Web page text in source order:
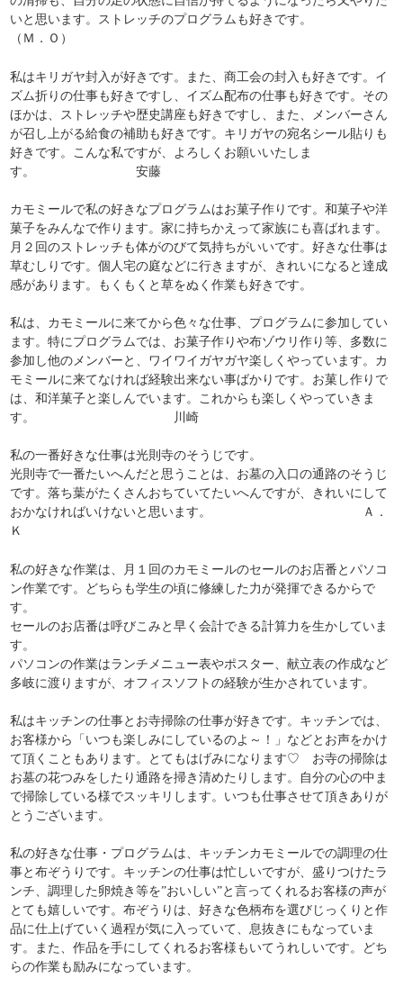
いと思います。ストレッチのプログラムも好きです。
（Ｍ．Ｏ）
私はキリガヤ封入が好きです。また、商工会の封入も好きです。イ
ズム折りの仕事も好きですし、イズム配布の仕事も好きです。その
ほかは、ストレッチや歴史講座も好きですし、また、メンバーさん
が召し上がる給食の補助も好きです。キリガヤの宛名シール貼りも
好きです。こんな私ですが、よろしくお願いいたしま
す。 安藤
カモミールで私の好きなプログラムはお菓子作りです。和菓子や洋
菓子をみんなで作ります。家に持ちかえって家族にも喜ばれます。
月２回のストレッチも体がのびて気持ちがいいです。好きな仕事は
草むしりです。個人宅の庭などに行きますが、きれいになると達成
感があります。もくもくと草をぬく作業も好きです。
私は、カモミールに来てから色々な仕事、プログラムに参加してい
ます。特にプログラムでは、お菓子作りや布ゾウリ作り等、多数に
参加し他のメンバーと、ワイワイガヤガヤ楽しくやっています。カ
モミールに来てなければ経験出来ない事ばかりです。お菓し作りで
は、和洋菓子と楽しんでいます。これからも楽しくやっていきま
す。 川崎
私の一番好きな仕事は光則寺のそうじです。
光則寺で一番たいへんだと思うことは、お墓の入口の通路のそうじ
です。落ち葉がたくさんおちていてたいへんですが、きれいにして
おかなければいけないと思います。 Ａ．
Ｋ
私の好きな作業は、月１回のカモミールのセールのお店番とパソコ
ン作業です。どちらも学生の頃に修練した力が発揮できるからで
す。
セールのお店番は呼びこみと早く会計できる計算力を生かしていま
す。
パソコンの作業はランチメニュー表やポスター、献立表の作成など
多岐に渡りますが、オフィスソフトの経験が生かされています。
私はキッチンの仕事とお寺掃除の仕事が好きです。キッチンでは、
お客様から「いつも楽しみにしているのよ～！」などとお声をかけ
て頂くこともあります。とてもはげみになります♡ お寺の掃除は
お墓の花つみをしたり通路を掃き清めたりします。自分の心の中ま
で掃除している様でスッキリします。いつも仕事させて頂きありが
とうございます。
私の好きな仕事・プログラムは、キッチンカモミールでの調理の仕
事と布ぞうりです。キッチンの仕事は忙しいですが、盛りつけたラ
ンチ、調理した卵焼き等を”おいしい”と言ってくれるお客様の声が
とても嬉しいです。布ぞうりは、好きな色柄布を選びじっくりと作
品に仕上げていく過程が気に入っていて、息抜きにもなっていま
す。また、作品を手にしてくれるお客様もいてうれしいです。どち
らの作業も励みになっています。